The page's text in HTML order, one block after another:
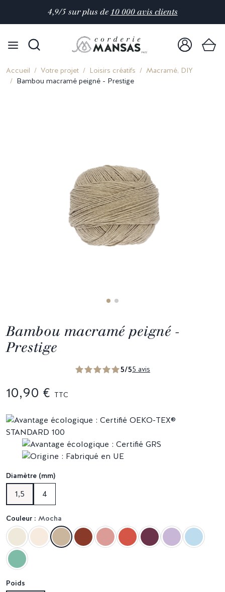
4,9/5 sur plus de 10 000 avis clients
Accueil Votre projet Loisirs créatifs
Macramé, DIY
Bambou macramé peigné - Prestige
Bambou macramé peigné -
Prestige
5/55 avis
10,90 € TTC
Diamètre (mm)
1,5 4
Couleur : Mocha
Poids